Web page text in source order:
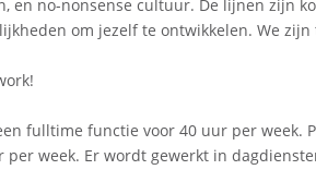
en no-nonsense cultuur. De lijnen zijn
om jezelf te ontwikkelen. We
fulltime functie voor 40 uur per week.
week. Er wordt gewerkt in